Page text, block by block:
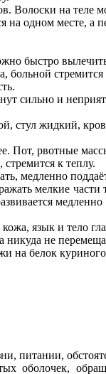
Волоски на теле
на одном месте, а
быстро
больной
сильно и
стул жидкий,
Пот, рвотные
к теплу.
медленно
мелкие
язык и тело
никуда не
на белок
питании,
оболочек,